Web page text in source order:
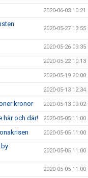
2020-06-03 10:21
2020-05-27 13:55
2020-05-26 09:35
2020-05-22 10:13
2020-05-19 20:00
2020-05-13 12:34
kronor 2020-05-13 09:02
här och där! 2020-05-05 11:00
2020-05-05 11:00
by
2020-05-05 11:00
2020-05-05 11:00